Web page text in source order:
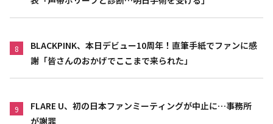
8
BLACKPINK、本日デビュー10周年！直筆手紙でファンに感
謝「皆さんのおかげでここまで来られた」
9
FLARE U、初の日本ファンミーティングが中止に…事務所
が謝罪